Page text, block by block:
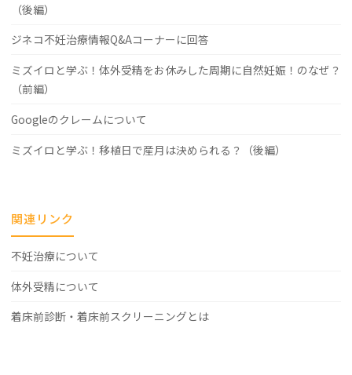
（後編）
ジネコ不妊治療情報Q&Aコーナーに回答
ミズイロと学ぶ！体外受精をお休みした周期に自然妊娠！のなぜ？
（前編）
Googleのクレームについて
ミズイロと学ぶ！移植日で産月は決められる？（後編）
関連リンク
不妊治療について
体外受精について
着床前診断・着床前スクリーニングとは